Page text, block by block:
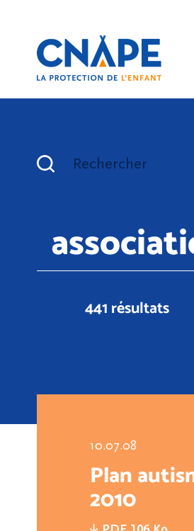
Rechercher
441 résultats
10.07.08
Plan
2010